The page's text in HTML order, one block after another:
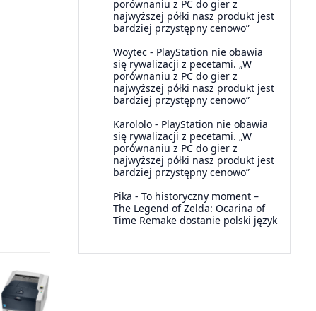
porównaniu z PC do gier z
najwyższej półki nasz produkt jest
bardziej przystępny cenowo”
Woytec - PlayStation nie obawia
się rywalizacji z pecetami. „W
porównaniu z PC do gier z
najwyższej półki nasz produkt jest
bardziej przystępny cenowo”
Karololo - PlayStation nie obawia
się rywalizacji z pecetami. „W
porównaniu z PC do gier z
najwyższej półki nasz produkt jest
bardziej przystępny cenowo”
Pika - To historyczny moment –
The Legend of Zelda: Ocarina of
Time Remake dostanie polski język